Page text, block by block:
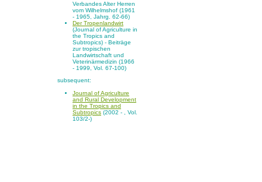
Verbandes Alter Herren
vom Wilhelmshof (1961
- 1965, Jahrg. 62-66)
Der Tropenlandwirt
(Journal of Agriculture in
the Tropics and
Subtropics) - Beiträge
zur tropischen
Landwirtschaft und
Veterinärmedizin (1966
- 1999, Vol. 67-100)
subsequent:
Journal of Agriculture
and Rural Development
in the Tropics and
Subtropics (2002 - , Vol.
103/2-)